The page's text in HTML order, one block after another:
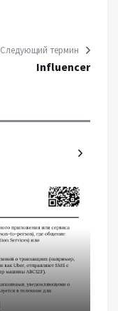
Следующий термин
Influencer